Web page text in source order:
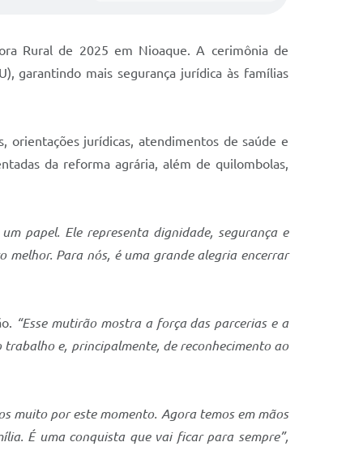
Rural de 2025 em Nioaque. A cerimônia de
garantindo mais segurança jurídica às famílias
orientações jurídicas, atendimentos de saúde e
da reforma agrária, além de quilombolas,
papel. Ele representa dignidade, segurança e
Para nós, é uma grande alegria encerrar
“Esse mutirão mostra a força das parcerias e a
e, principalmente, de reconhecimento ao
muito por este momento. Agora temos em mãos
É uma conquista que vai ficar para sempre”,